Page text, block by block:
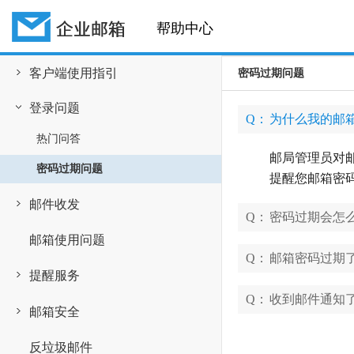
帮助中心
客户端使用指引
登录问题
热门问答
密码过期问题
邮件收发
邮箱使用问题
提醒服务
邮箱安全
反垃圾邮件
密码过期问题
Q： 为什么我的邮
邮局管理员对
提醒您邮箱密
Q： 密码过期会怎
Q： 邮箱密码过期
Q： 收到邮件通知